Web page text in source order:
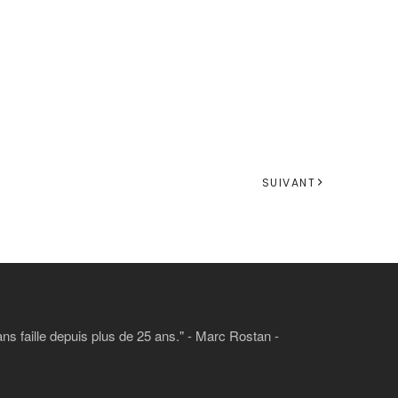
SUIVANT
faille depuis plus de 25 ans." - Marc Rostan -